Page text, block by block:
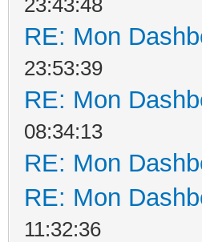
RE: Mon
23:53:39
RE: Mon
08:34:13
RE: Mon
RE: Mon
11:32:36